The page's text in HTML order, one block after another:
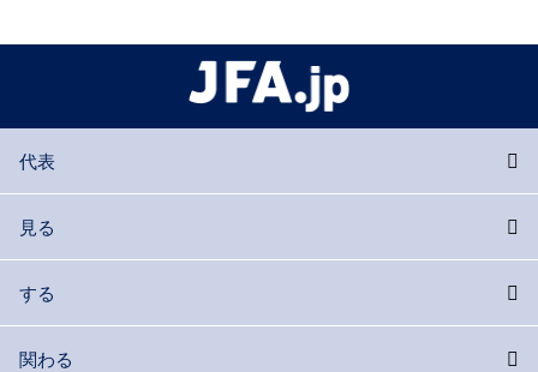
代表
見る
する
関わる